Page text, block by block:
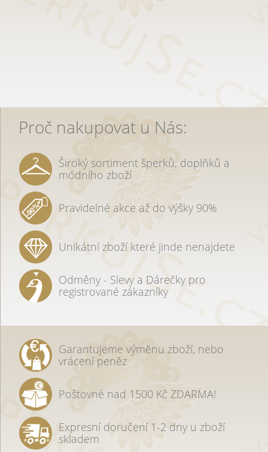
Proč nakupovat u Nás:
Široký sortiment šperků, doplňků a
módního zboží
Pravidelné akce až do výšky 90%
Unikátní zboží které jinde nenajdete
Odměny - Slevy a Dárečky pro
registrované zákazníky
Garantujeme výměnu zboží, nebo
vrácení peněz
Poštovné nad 1500 Kč ZDARMA!
Expresní doručení 1-2 dny u zboží
skladem